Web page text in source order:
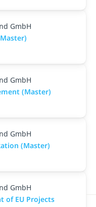
GmbH
GmbH
(Master)
GmbH
(Master)
GmbH
of EU Projects